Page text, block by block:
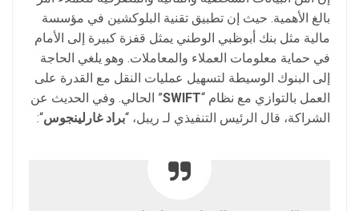
بالغ الأهمية. حيث إن تطبيق تقنية البلوكشين في مؤسسة
مالية مثل بنك أبوظبي الوطني يمثل قفزة كبيرة إلى الأمام
في حماية معلومات العملاء والمعاملات. وهو يلغي الحاجة
إلى البنوك الوسيطة لتسهيل عمليات النقل مع القدرة على
العمل بالتوازي مع نظام “SWIFT” الحالي. وفي الحديث عن
الشراكة، قال الرئيس التنفيذي لـ ريبل، “براد غارلينجوس“: